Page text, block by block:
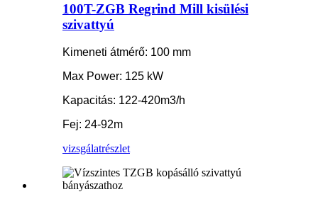
100T-ZGB Regrind Mill kisülési
szivattyú
Kimeneti átmérő: 100 mm
Max Power: 125 kW
Kapacitás: 122-420m3/h
Fej: 24-92m
vizsgálatrészlet